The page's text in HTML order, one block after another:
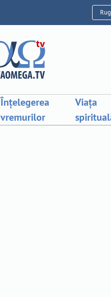
Înțelegerea
vremurilor
Viața